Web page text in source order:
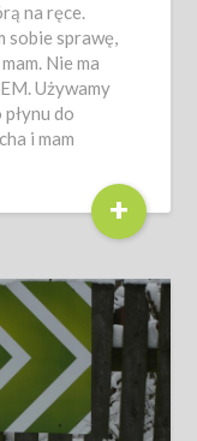
na ręce.
sobie sprawę,
Nie ma
Używamy
do
i mam
+